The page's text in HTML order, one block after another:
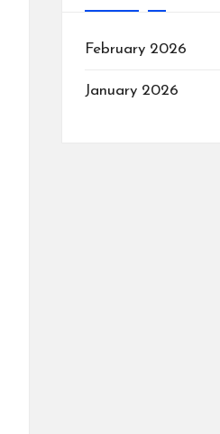
February 2026
January 2026